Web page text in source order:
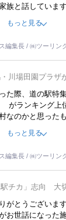
族と話していま
せん。そんな中
もっと見る
編集長 / ㈱ツーリン
川場田園プラザ
た際、道の駅特
がランキング上
のかと思った
したら、興味深
でも思い出すこ
ランドを見学さ
ることです。 も
するにあたり、
都内ナンバーの
も売れると確信
もっと見る
編集長 / ㈱ツーリン
チカ」志向 大
とうございま
お世話になった